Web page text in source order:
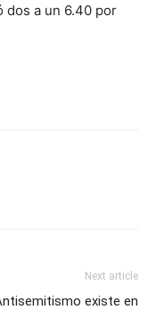
dos a un 6.40 por
Next article
existe en